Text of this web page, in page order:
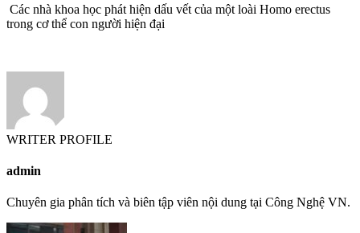
Các nhà khoa học phát hiện dấu vết của một loài Homo erectus
trong cơ thể con người hiện đại
WRITER PROFILE
admin
Chuyên gia phân tích và biên tập viên nội dung tại Công Nghệ VN.